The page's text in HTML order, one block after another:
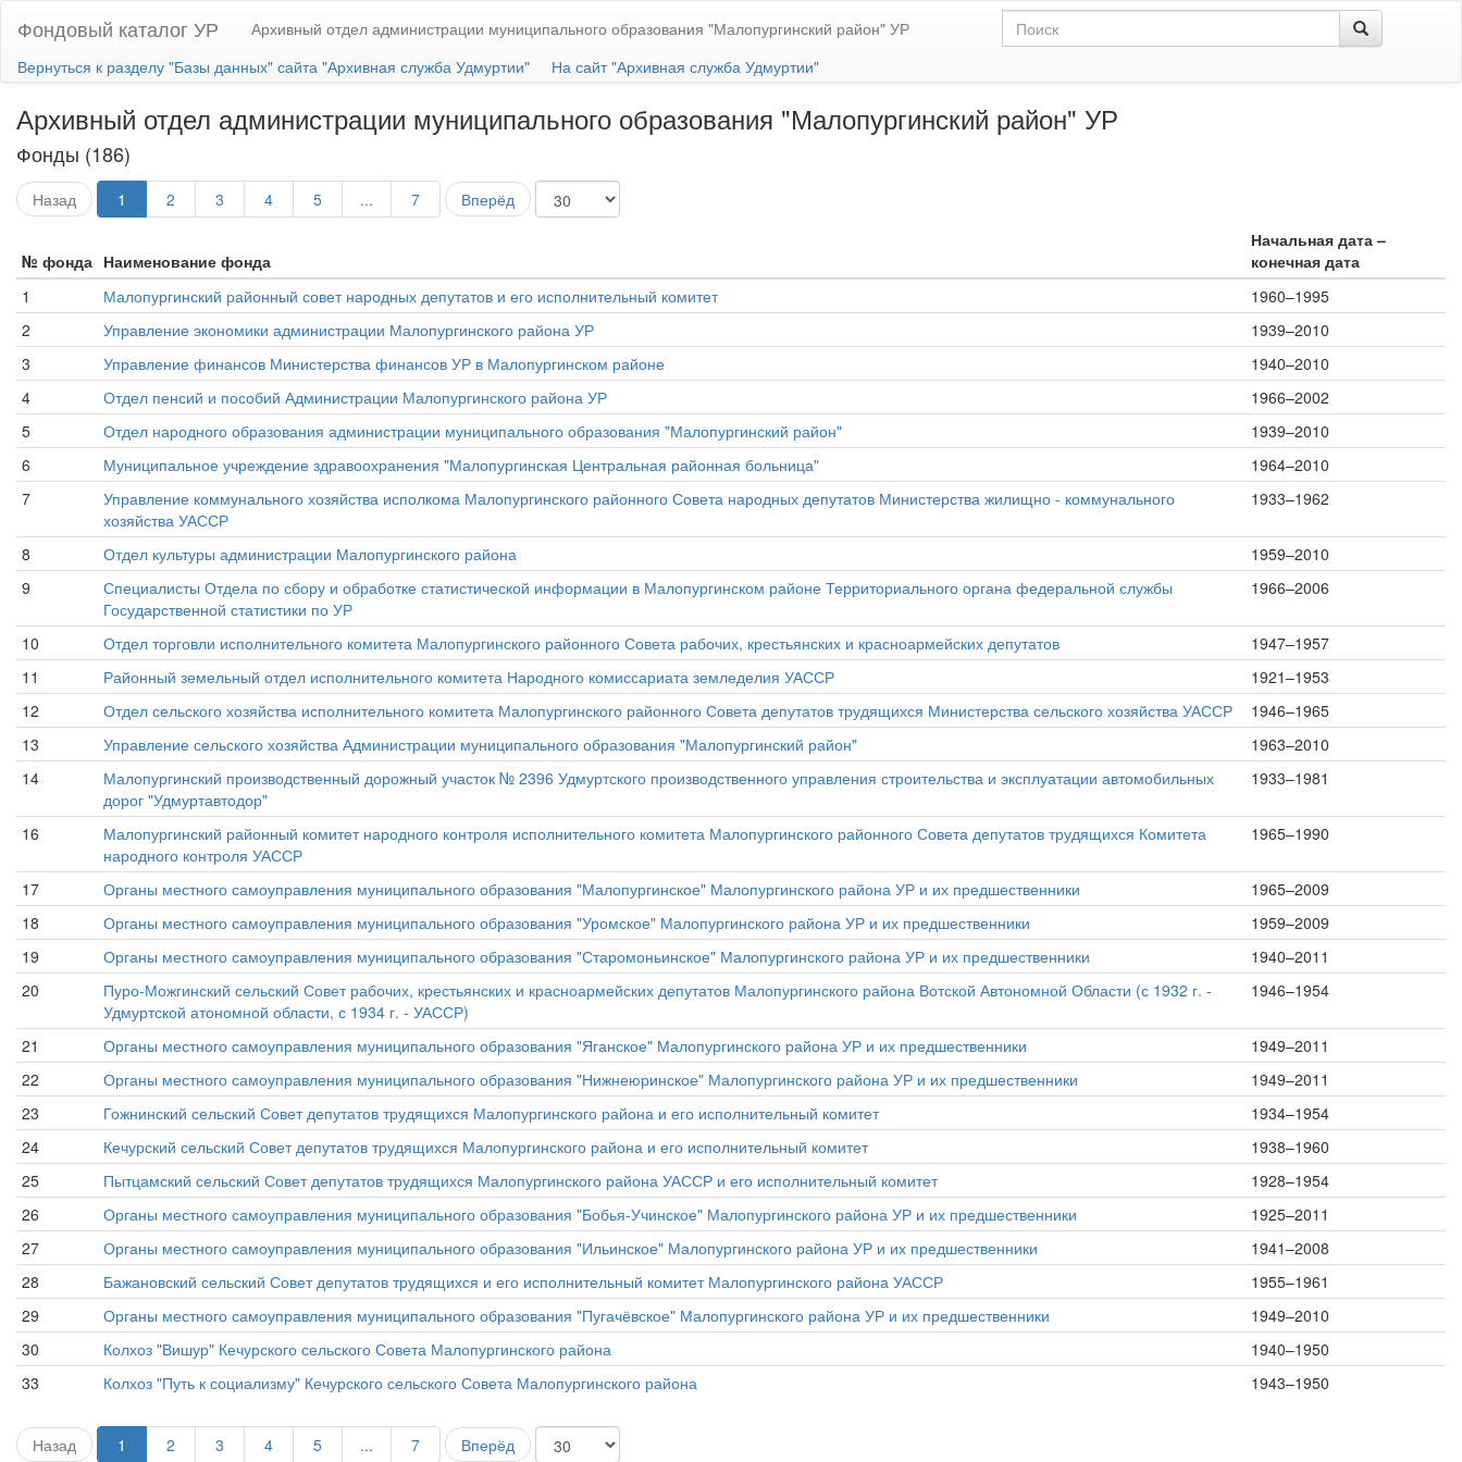
Фондовый каталог УР
Архивный отдел администрации муниципального образования "Малопургинский район" УР
Вернуться к разделу "Базы данных" сайта "Архивная служба Удмуртии"
На сайт "Архивная служба Удмуртии"
Архивный отдел администрации муниципального образования "Малопургинский район" УР
Фонды (186)
Назад 1 2 3 4 5 ... 7 Вперёд
№ фонда Наименование фонда
Начальная дата –
конечная дата
1
Малопургинский районный совет народных депутатов и его исполнительный комитет
1960–1995
2
Управление экономики администрации Малопургинского района УР
1939–2010
3
Управление финансов Министерства финансов УР в Малопургинском районе
1940–2010
4
Отдел пенсий и пособий Администрации Малопургинского района УР
1966–2002
5
Отдел народного образования администрации муниципального образования "Малопургинский район"
1939–2010
6
Муниципальное учреждение здравоохранения "Малопургинская Центральная районная больница"
1964–2010
7
Управление коммунального хозяйства исполкома Малопургинского районного Совета народных депутатов Министерства жилищно - коммунального
хозяйства УАССР
1933–1962
8 Отдел культуры администрации Малопургинского района
1959–2010
9
Специалисты Отдела по сбору и обработке статистической информации в Малопургинском районе Территориального органа федеральной службы
Государственной статистики по УР
1966–2006
10 Отдел торговли исполнительного комитета Малопургинского районного Совета рабочих, крестьянских и красноармейских депутатов
1947–1957
11
Районный земельный отдел исполнительного комитета Народного комиссариата земледелия УАССР
1921–1953
12
Отдел сельского хозяйства исполнительного комитета Малопургинского районного Совета депутатов трудящихся Министерства сельского хозяйства УАССР
1946–1965
13
Управление сельского хозяйства Администрации муниципального образования "Малопургинский район"
1963–2010
14
Малопургинский производственный дорожный участок № 2396 Удмуртского производственного управления строительства и эксплуатации автомобильных
дорог "Удмуртавтодор"
1933–1981
16
Малопургинский районный комитет народного контроля исполнительного комитета Малопургинского районного Совета депутатов трудящихся Комитета
народного контроля УАССР
1965–1990
17 Органы местного самоуправления муниципального образования "Малопургинское" Малопургинского района УР и их предшественники
1965–2009
18
Органы местного самоуправления муниципального образования "Уромское" Малопургинского района УР и их предшественники
1959–2009
19
Органы местного самоуправления муниципального образования "Старомоньинское" Малопургинского района УР и их предшественники
1940–2011
20
Пуро-Можгинский сельский Совет рабочих, крестьянских и красноармейских депутатов Малопургинского района Вотской Автономной Области (с 1932 г. -
Удмуртской атономной области, с 1934 г. - УАССР)
1946–1954
21 Органы местного самоуправления муниципального образования "Яганское" Малопургинского района УР и их предшественники
1949–2011
22
Органы местного самоуправления муниципального образования "Нижнеюринское" Малопургинского района УР и их предшественники
1949–2011
23
Гожнинский сельский Совет депутатов трудящихся Малопургинского района и его исполнительный комитет
1934–1954
24
Кечурский сельский Совет депутатов трудящихся Малопургинского района и его исполнительный комитет
1938–1960
25
Пытцамский сельский Совет депутатов трудящихся Малопургинского района УАССР и его исполнительный комитет
1928–1954
26
Органы местного самоуправления муниципального образования "Бобья-Учинское" Малопургинского района УР и их предшественники
1925–2011
27
Органы местного самоуправления муниципального образования "Ильинское" Малопургинского района УР и их предшественники
1941–2008
28
Бажановский сельский Совет депутатов трудящихся и его исполнительный комитет Малопургинского района УАССР
1955–1961
29
Органы местного самоуправления муниципального образования "Пугачёвское" Малопургинского района УР и их предшественники
1949–2010
30
Колхоз "Вишур" Кечурского сельского Совета Малопургинского района
1940–1950
33
Колхоз "Путь к социализму" Кечурского сельского Совета Малопургинского района 1943–1950
Назад 1 2 3 4 5 ... 7 Вперёд